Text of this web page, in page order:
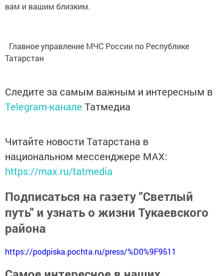
вам и вашим близким.
Главное управление МЧС России по Республике
Татарстан
Следите за самым важным и интересным в
Telegram-канале Татмедиа
Читайте новости Татарстана в
национальном мессенджере MАХ:
https://max.ru/tatmedia
Подписаться на газету "Светлый
путь" и узнать о жизни Тукаевского
района
https://podpiska.pochta.ru/press/%D0%9F9511